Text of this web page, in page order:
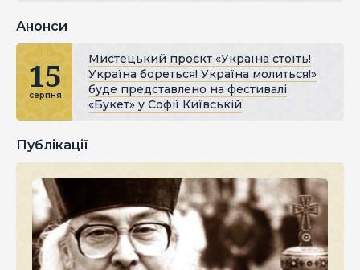
Анонси
15
серпня
Мистецький проєкт «Україна стоїть!
Україна бореться! Україна молиться!»
буде представлено на фестивалі
«Букет» у Софії Київській
Публікації